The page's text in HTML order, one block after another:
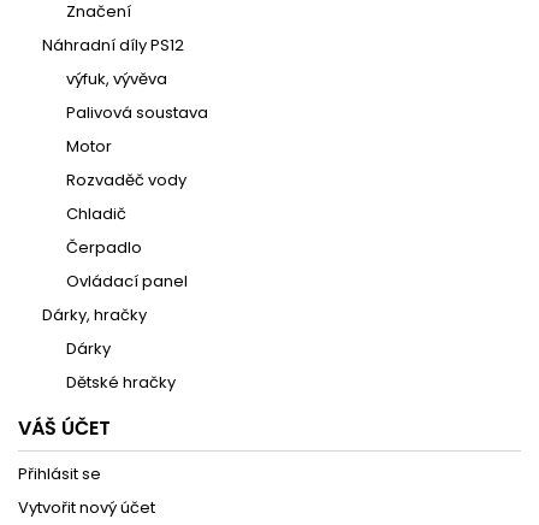
Značení
Náhradní díly PS12
výfuk, vývěva
Palivová soustava
Motor
Rozvaděč vody
Chladič
Čerpadlo
Ovládací panel
Dárky, hračky
Dárky
Dětské hračky
VÁŠ ÚČET
Přihlásit se
Vytvořit nový účet